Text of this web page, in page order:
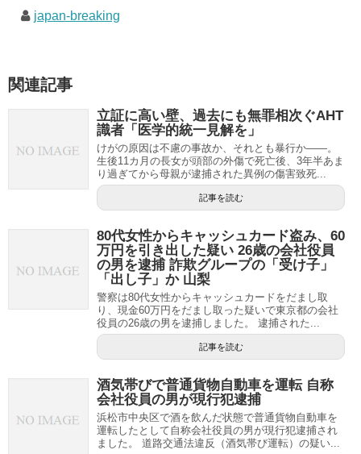
japan-breaking
関連記事
立証に高い壁、過去にも無罪相次ぐAHT
識者「医学的統一見解を」
けがの原因は不慮の事故か、それとも暴行か――。
生後11カ月の長女が頭部の外傷で死亡後、3年半あま
り過ぎてから母親が逮捕された異例の傷害致死...
記事を読む
80代女性からキャッシュカード盗み、60
万円を引き出した疑い 26歳の会社役員
の男を逮捕 詐欺グループの「受け子」
「出し子」か 山梨
警察は80代女性からキャッシュカードをだまし取
り、現金60万円をだまし取った疑いで東京都の会社
役員の26歳の男を逮捕しました。 逮捕された...
記事を読む
酒気帯びで普通貨物自動車を運転 自称
会社役員の男が現行犯逮捕
浜松市中央区で酒を飲んだ状態で普通貨物自動車を
運転したとして自称会社役員の男が現行犯逮捕され
ました。 道路交通法違反（酒気帯び運転）の疑い...